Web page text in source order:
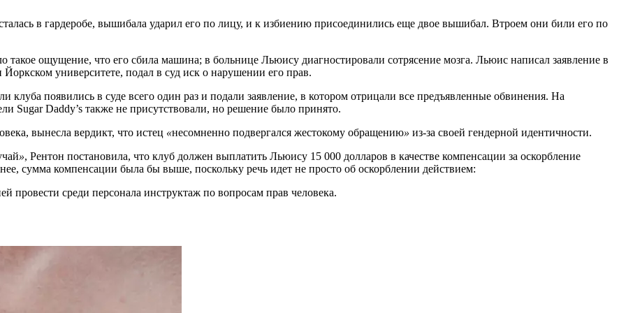
в гардеробе, вышибала ударил его по лицу, и к избиению присоединились еще двое вышибал. Втроем они били его по
такое ощущение, что его сбила машина; в больнице Льюису диагностировали сотрясение мозга. Льюис написал заявление в
университете, подал в суд иск о нарушении его прав.
клуба появились в суде всего один раз и подали заявление, в котором отрицали все предъявленные обвинения. На
Sugar Daddy’s также не присутствовали, но решение было принято.
вынесла вердикт, что истец «несомненно подвергался жестокому обращению» из-за своей гендерной идентичности.
», Рентон постановила, что клуб должен выплатить Льюису 15 000 долларов в качестве компенсации за оскорбление
сумма компенсации была бы выше, поскольку речь идет не просто об оскорблении действием:
провести среди персонала инструктаж по вопросам прав человека.